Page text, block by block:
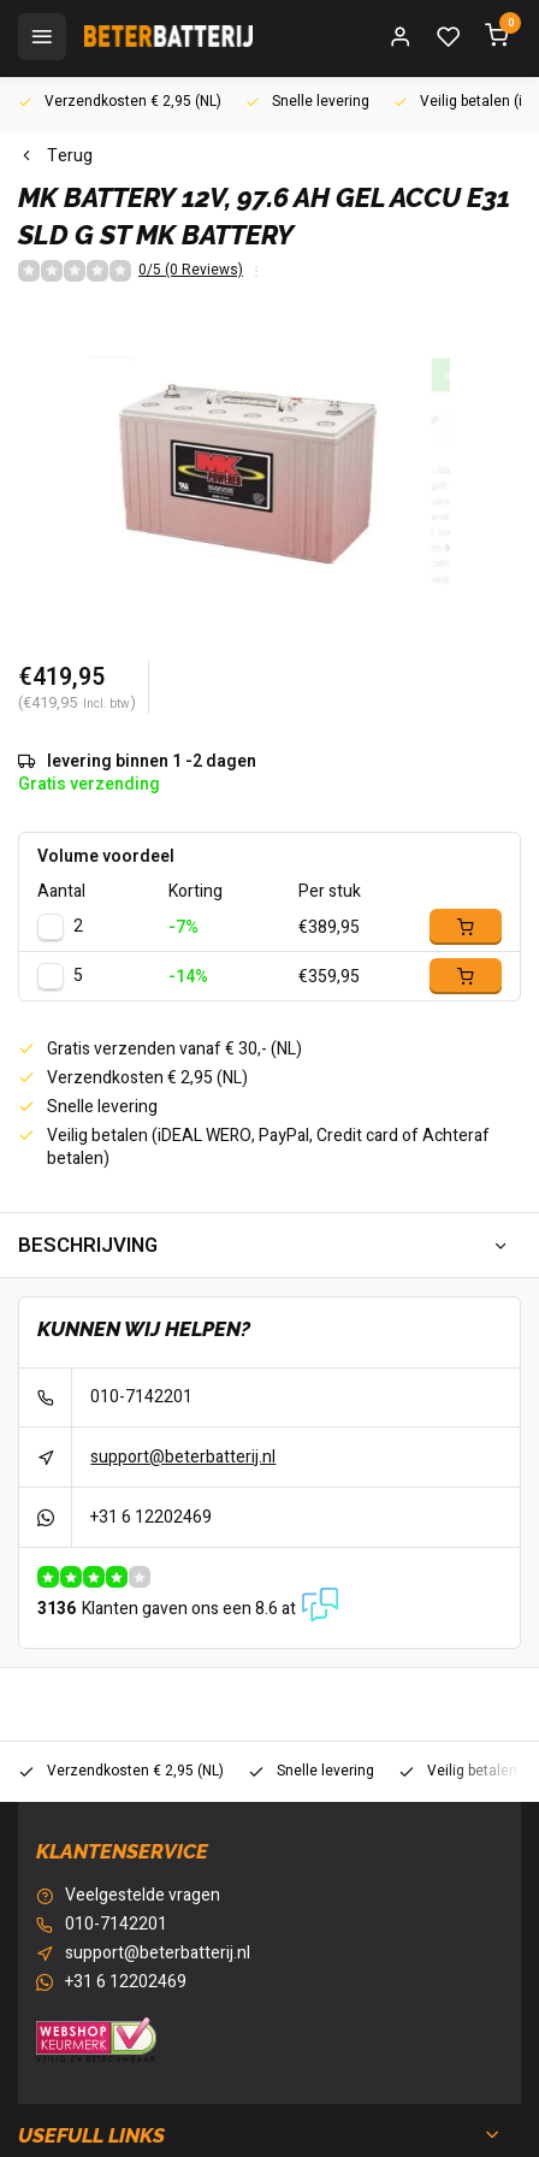
0
Verzendkosten € 2,95 (NL) Snelle levering Veilig betalen
Terug
MK BATTERY12V, 97.6 AH GEL ACCU E31
SLD G ST MK BATTERY
0/5 (0 Reviews)
€419,95
(€419,95 Incl. btw)
levering binnen 1 -2 dagen
Gratis verzending
Volume voordeel
Aantal
Korting
Per stuk
2
-7%
€389,95
5
-14% €359,95
Gratis verzenden vanaf € 30,- (NL)
Verzendkosten € 2,95 (NL)
Snelle levering
Veilig betalen (iDEAL WERO, PayPal, Credit card of Achteraf
betalen)
BESCHRIJVING
KUNNEN WIJ HELPEN?
010-7142201
support@beterbatterij.nl
+31 6 12202469
3136 Klanten gaven ons een 8.6 at
Verzendkosten € 2,95 (NL) Snelle levering Veilig betalen
KLANTENSERVICE
Veelgestelde vragen
010-7142201
support@beterbatterij.nl
+31 6 12202469
USEFULL LINKS